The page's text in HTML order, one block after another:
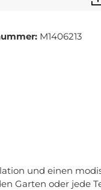
M1406213
und einen
Garten oder jede